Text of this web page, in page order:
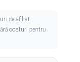
de afiliat.
costuri pentru